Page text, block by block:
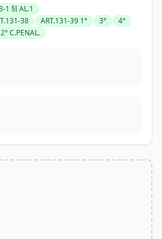
1 §I AL.1
38
ART.131-39 1° 3°
4°
C.PENAL.